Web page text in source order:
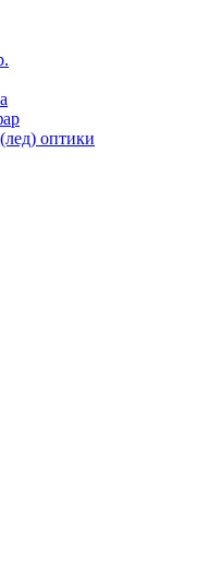
оптики